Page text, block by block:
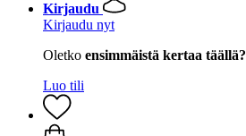
Kirjaudu
Kirjaudu nyt
Oletko ensimmäistä kertaa täällä?
Luo tili